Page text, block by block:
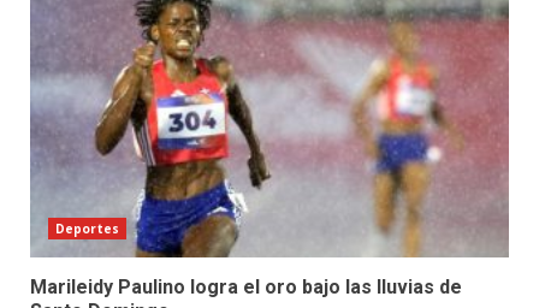
Deportes
Marileidy Paulino logra el oro bajo las lluvias de